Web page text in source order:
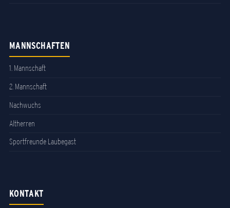
MANNSCHAFTEN
1. Mannschaft
2. Mannschaft
Nachwuchs
Altherren
Sportfreunde Laubegast
KONTAKT